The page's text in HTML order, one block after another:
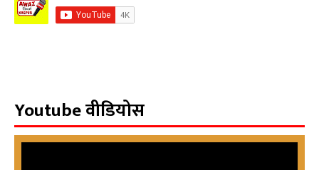
Youtube वीडियोस